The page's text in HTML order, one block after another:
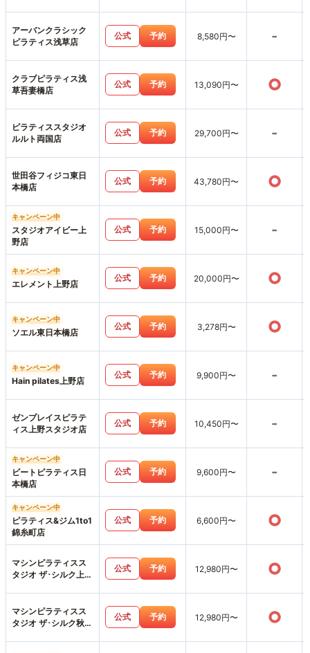
アーバンクラシック
ピラティス浅草店
公式 予約 8,580円〜 -
クラブピラティス浅
草吾妻橋店
公式 予約 13,090円〜 ○
ピラティススタジオ
ルルト両国店
公式 予約 29,700円〜 -
世田谷フィジコ東日
本橋店
公式 予約 43,780円〜 ○
キャンペーン中
スタジオアイビー上
野店
公式 予約 15,000円〜 -
キャンペーン中
エレメント上野店
公式 予約 20,000円〜 ○
キャンペーン中
ソエル東日本橋店
公式 予約 3,278円〜 ○
キャンペーン中
Hain pilates上野店
公式 予約 9,900円〜 -
ゼンプレイスピラテ
ィス上野スタジオ店
公式 予約 10,450円〜 -
キャンペーン中
ビートピラティス日
本橋店
公式 予約 9,600円〜 -
キャンペーン中
ピラティス&ジム1to1
錦糸町店
公式 予約 6,600円〜 ○
マシンピラティスス
タジオ ザ･シルク上野
公式 予約 12,980円〜 ○
マシンピラティスス
タジオ ザ･シルク秋葉
公式 予約 12,980円〜 ○